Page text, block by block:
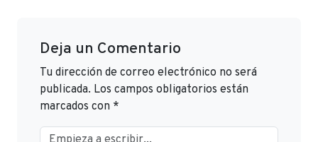
Deja un Comentario
Tu dirección de correo electrónico no será
publicada. Los campos obligatorios están
marcados con *